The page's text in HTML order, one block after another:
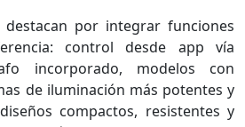
por integrar funciones
control desde app vía
incorporado, modelos con
de iluminación más potentes y
compactos, resistentes y